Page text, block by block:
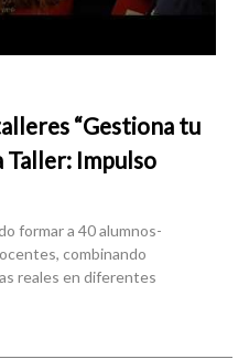
“Gestiona tu
Taller: Impulso
formar a 40 alumnos-
combinando
reales en diferentes